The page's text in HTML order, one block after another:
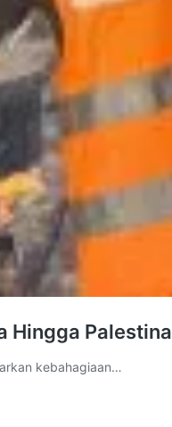
Hingga Palestina
kebahagiaan…